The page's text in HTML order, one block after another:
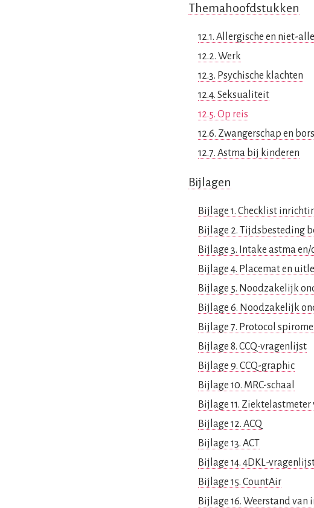
Themahoofdstukken
12.1. Allergische en niet-
12.2. Werk
12.3. Psychische klachten
12.4. Seksualiteit
12.5. Op reis
12.6. Zwangerschap en
12.7. Astma bij kinderen
Bijlagen
Bijlage 1. Checklist
Bijlage 2. Tijdsbesteding
Bijlage 3. Intake astma
Bijlage 4. Placemat en
Bijlage 5. Noodzakelijk
Bijlage 6. Noodzakelijk
Bijlage 7. Protocol
Bijlage 8. CCQ-vragenlijst
Bijlage 9. CCQ-graphic
Bijlage 10. MRC-schaal
Bijlage 11.
Bijlage 12. ACQ
Bijlage 13. ACT
Bijlage 14. 4DKL-
Bijlage 15. CountAir
Bijlage 16. Weerstand van